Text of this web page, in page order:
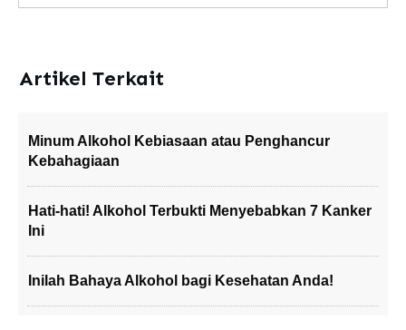
Artikel Terkait
Minum Alkohol Kebiasaan atau Penghancur
Kebahagiaan
Hati-hati! Alkohol Terbukti Menyebabkan 7 Kanker
Ini
Inilah Bahaya Alkohol bagi Kesehatan Anda!